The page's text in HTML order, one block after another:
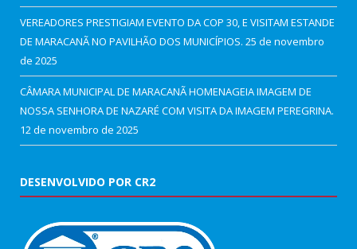
VEREADORES PRESTIGIAM EVENTO DA COP 30, E VISITAM ESTANDE
DE MARACANÃ NO PAVILHÃO DOS MUNICÍPIOS. 25 de novembro
de 2025
CÂMARA MUNICIPAL DE MARACANÃ HOMENAGEIA IMAGEM DE
NOSSA SENHORA DE NAZARÉ COM VISITA DA IMAGEM PEREGRINA.
12 de novembro de 2025
DESENVOLVIDO POR CR2